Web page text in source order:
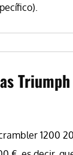
1200